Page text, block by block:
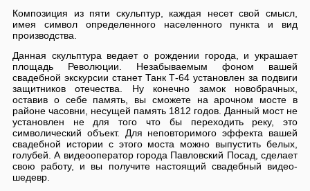
Композиция из пяти скульптур, каждая несет свой смысл,
имея символ определенного населенного пункта и вид
производства.
Данная скульптура ведает о рождении города, и украшает
площадь Революции. Незабываемым фоном вашей
свадебной экскурсии станет Танк Т-64 установлен за подвиги
защитников отечества. Ну конечно замок новобрачных,
оставив о себе память, вы сможете на арочном мосте в
районе часовни, несущей память 1812 годов. Данный мост не
установлен не для того что бы переходить реку, это
символический объект. Для неповторимого эффекта вашей
свадебной истории с этого моста можно выпустить белых,
голубей. А видеооператор города Павловский Посад, сделает
свою работу, и вы получите настоящий свадебный видео-
шедевр.